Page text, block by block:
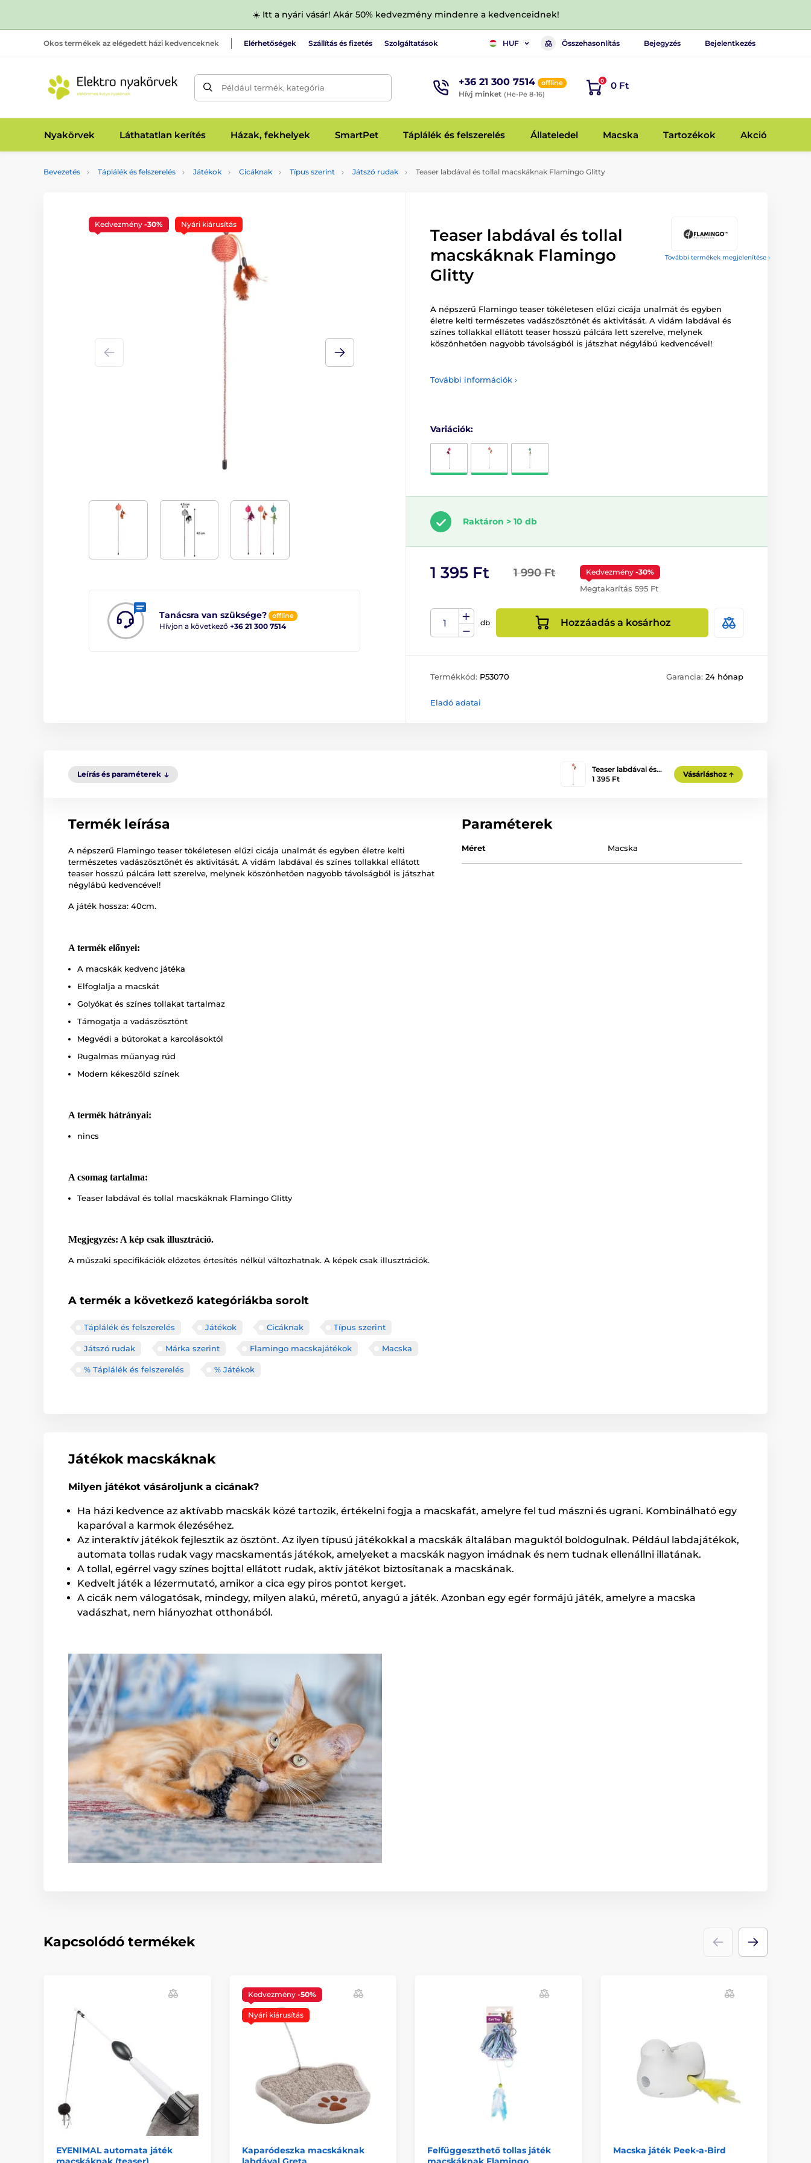
☀️ Itt a nyári vásár! Akár 50% kedvezmény mindenre a kedvenceidnek!
Okos termékek az elégedett házi kedvenceknek Elérhetőségek Szállítás és fizetés Szolgáltatások HUF Összehasonlítás Bejegyzés Bejelentkezés
Például termék, kategória +36 21 300 7514 offline
Hívj minket (Hé-Pé 8-16)
0 0 Ft
Nyakörvek Láthatatlan kerítés Házak, fekhelyek SmartPet Táplálék és felszerelés Állateledel Macska Tartozékok Akció
Bevezetés Táplálék és felszerelés Játékok Cicáknak Típus szerint Játszó rudak Teaser labdával és tollal macskáknak Flamingo Glitty
További termékek megjelenítése ›
Tanácsra van szüksége? offline
Hívjon a következő +36 21 300 7514
Kedvezmény -30% Nyári kiárusítás
Teaser labdával és tollal
macskáknak Flamingo
Glitty
A népszerű Flamingo teaser tökéletesen elűzi cicája unalmát és egyben
életre kelti természetes vadászösztönét és aktivitását. A vidám labdával és
színes tollakkal ellátott teaser hosszú pálcára lett szerelve, melynek
köszönhetően nagyobb távolságból is játszhat négylábú kedvencével!
További információk ›
Variációk:
Raktáron > 10 db
1 990 Ft
1 395 Ft Kedvezmény -30%
Megtakarítás 595 Ft
db Hozzáadás a kosárhoz
Termékkód: P53070 Garancia: 24 hónap
Eladó adatai
Leírás és paraméterek
Teaser labdával és…
1 395 Ft
Vásárláshoz
Termék leírása
A népszerű Flamingo teaser tökéletesen elűzi cicája unalmát és egyben életre kelti
természetes vadászösztönét és aktivitását. A vidám labdával és színes tollakkal ellátott
teaser hosszú pálcára lett szerelve, melynek köszönhetően nagyobb távolságból is játszhat
négylábú kedvencével!
A játék hossza: 40cm.
A termék előnyei:
A macskák kedvenc játéka
Elfoglalja a macskát
Golyókat és színes tollakat tartalmaz
Támogatja a vadászösztönt
Megvédi a bútorokat a karcolásoktól
Rugalmas műanyag rúd
Modern kékeszöld színek
A termék hátrányai:
nincs
A csomag tartalma:
Teaser labdával és tollal macskáknak Flamingo Glitty
Megjegyzés: A kép csak illusztráció.
A műszaki specifikációk előzetes értesítés nélkül változhatnak. A képek csak illusztrációk.
A termék a következő kategóriákba sorolt
Táplálék és felszerelés Játékok Cicáknak Típus szerint
Játszó rudak Márka szerint Flamingo macskajátékok Macska
% Táplálék és felszerelés % Játékok
Paraméterek
Méret Macska
Játékok macskáknak
Milyen játékot vásároljunk a cicának?
Ha házi kedvence az aktívabb macskák közé tartozik, értékelni fogja a macskafát, amelyre fel tud mászni és ugrani. Kombinálható egy
kaparóval a karmok élezéséhez.
Az interaktív játékok fejlesztik az ösztönt. Az ilyen típusú játékokkal a macskák általában maguktól boldogulnak. Például labdajátékok,
automata tollas rudak vagy macskamentás játékok, amelyeket a macskák nagyon imádnak és nem tudnak ellenállni illatának.
A tollal, egérrel vagy színes bojttal ellátott rudak, aktív játékot biztosítanak a macskának.
Kedvelt játék a lézermutató, amikor a cica egy piros pontot kerget.
A cicák nem válogatósak, mindegy, milyen alakú, méretű, anyagú a játék. Azonban egy egér formájú játék, amelyre a macska
vadászhat, nem hiányozhat otthonából.
Kapcsolódó termékek
EYENIMAL automata játék
Kedvezmény -50%
Nyári kiárusítás
Kaparódeszka macskáknak
Felfüggeszthető tollas játék
Macska játék Peek-a-Bird